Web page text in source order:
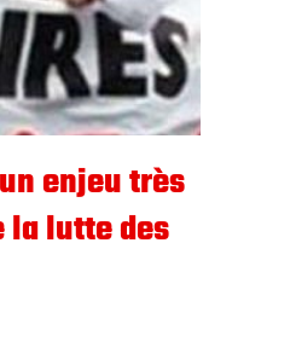
enjeu très
la lutte des